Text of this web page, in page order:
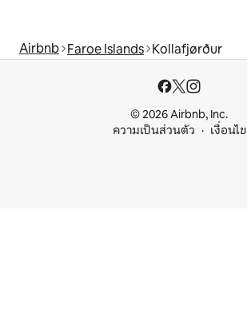
Airbnb Faroe Islands Kollafjørður
© 2026 Airbnb, Inc.
ความเป็นส่วนตัว
เงื่อนไข